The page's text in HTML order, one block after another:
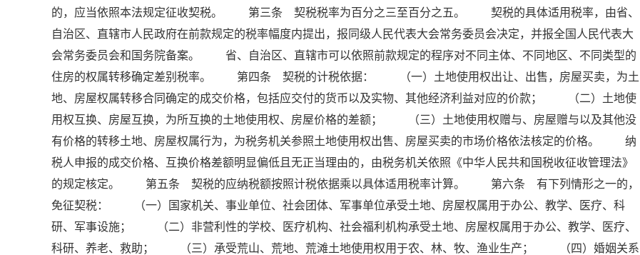
的，应当依照本法规定征收契税。 第三条 契税税率为百分之三至百分之五。 契税的具体适用税率，由省、
自治区、直辖市人民政府在前款规定的税率幅度内提出，报同级人民代表大会常务委员会决定，并报全国人民代表大
会常务委员会和国务院备案。 省、自治区、直辖市可以依照前款规定的程序对不同主体、不同地区、不同类型的
住房的权属转移确定差别税率。 第四条 契税的计税依据： （一）土地使用权出让、出售，房屋买卖，为土
地、房屋权属转移合同确定的成交价格，包括应交付的货币以及实物、其他经济利益对应的价款； （二）土地使
用权互换、房屋互换，为所互换的土地使用权、房屋价格的差额； （三）土地使用权赠与、房屋赠与以及其他没
有价格的转移土地、房屋权属行为，为税务机关参照土地使用权出售、房屋买卖的市场价格依法核定的价格。 纳
税人申报的成交价格、互换价格差额明显偏低且无正当理由的，由税务机关依照《中华人民共和国税收征收管理法》
的规定核定。 第五条 契税的应纳税额按照计税依据乘以具体适用税率计算。 第六条 有下列情形之一的，
免征契税： （一）国家机关、事业单位、社会团体、军事单位承受土地、房屋权属用于办公、教学、医疗、科
研、军事设施； （二）非营利性的学校、医疗机构、社会福利机构承受土地、房屋权属用于办公、教学、医疗、
科研、养老、救助； （三）承受荒山、荒地、荒滩土地使用权用于农、林、牧、渔业生产； （四）婚姻关系